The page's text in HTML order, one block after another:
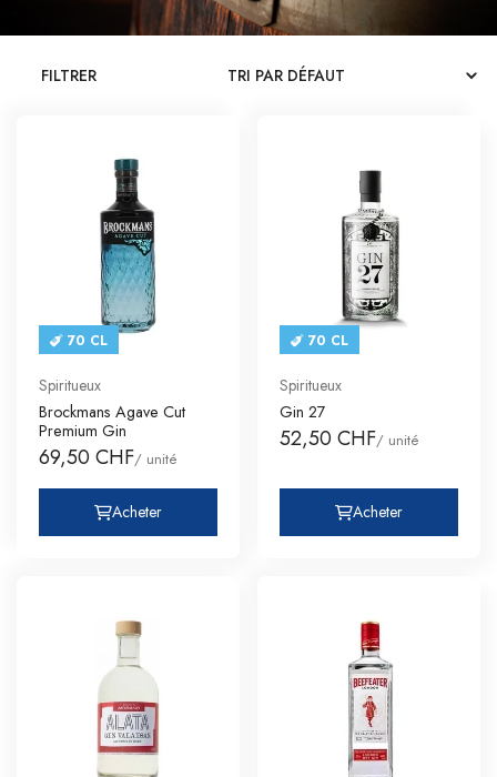
CATALOGUES
CONTACT
SE CONNECTER
FILTRER
70 CL
Spiritueux
Brockmans Agave Cut
Premium Gin
69,50 CHF/ unité
Acheter
70 CL
Spiritueux
Gin 27
52,50 CHF/ unité
Acheter